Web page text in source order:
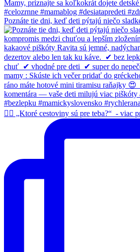
Poznáte tie dni, keď deti pýtajú niečo
👉🏻 „Ktoré cestoviny sú pre teba?“⁠ ⁠ - viac